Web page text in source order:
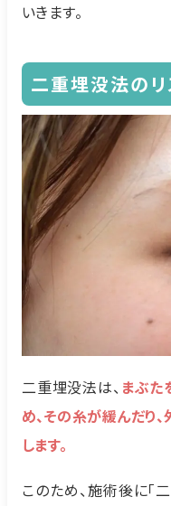
いきます。
二重埋没法のリ
二重埋没法は、 まぶた
め、その糸が緩んだり
します。
このため、施術後に「